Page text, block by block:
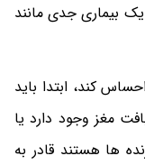
بیماری جدی مانند
کند، ابتدا باید
مغز وجود دارد یا
ها هستند قادر به